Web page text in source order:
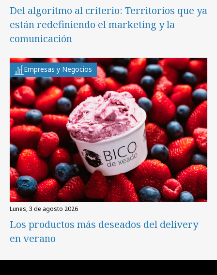
Del algoritmo al criterio: Territorios que ya
están redefiniendo el marketing y la
comunicación
Empresas y Negocios
lunes, 3 de agosto 2026
Los productos más deseados del delivery
en verano